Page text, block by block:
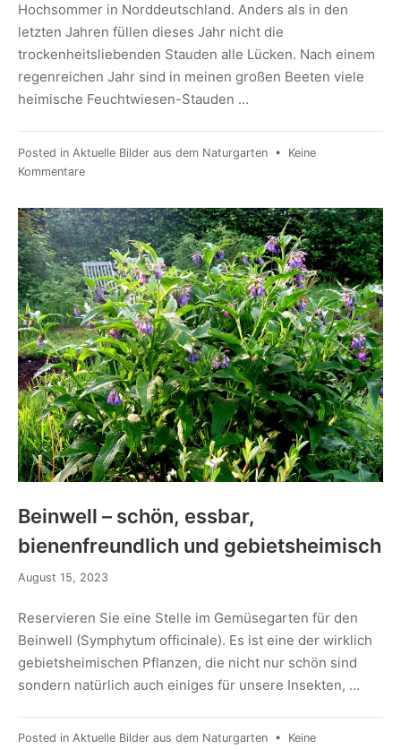
Hochsommer in Norddeutschland. Anders als in den
letzten Jahren füllen dieses Jahr nicht die
trockenheitsliebenden Stauden alle Lücken. Nach einem
regenreichen Jahr sind in meinen großen Beeten viele
heimische Feuchtwiesen-Stauden …
Posted in Aktuelle Bilder aus dem Naturgarten • Keine
Kommentare
Beinwell – schön, essbar,
bienenfreundlich und gebietsheimisch
August 15, 2023
Reservieren Sie eine Stelle im Gemüsegarten für den
Beinwell (Symphytum officinale). Es ist eine der wirklich
gebietsheimischen Pflanzen, die nicht nur schön sind
sondern natürlich auch einiges für unsere Insekten, …
Posted in Aktuelle Bilder aus dem Naturgarten • Keine